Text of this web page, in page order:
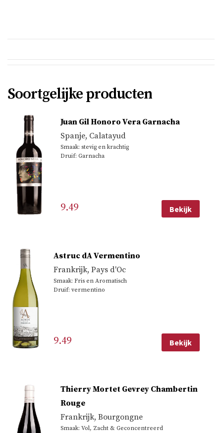
Soortgelijke producten
Juan Gil Honoro Vera Garnacha
Spanje, Calatayud
Smaak: stevig en krachtig
Druif: Garnacha
9.49 Bekijk
Astruc dA Vermentino
Frankrijk,Pays d'Oc
Smaak: Fris en Aromatisch
Druif: vermentino
9.49 Bekijk
Thierry Mortet Gevrey Chambertin
Rouge
Frankrijk, Bourgongne
Smaak: Vol, Zacht & Geconcentreerd